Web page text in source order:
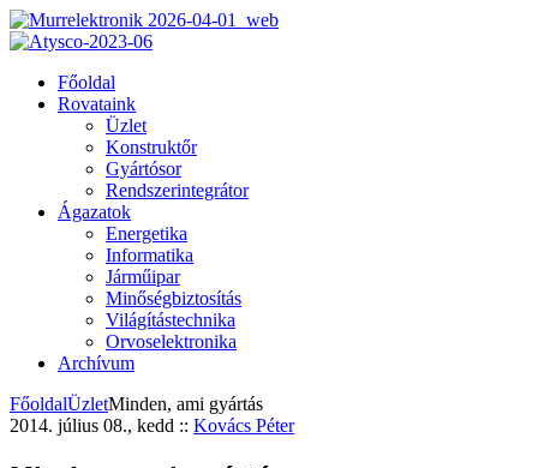
Főoldal
Rovataink
Üzlet
Konstruktőr
Gyártósor
Rendszerintegrátor
Ágazatok
Energetika
Informatika
Járműipar
Minőségbiztosítás
Világítástechnika
Orvoselektronika
Archívum
FőoldalÜzletMinden, ami gyártás
2014. július 08., kedd :: Kovács Péter